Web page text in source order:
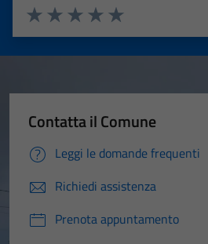
Valuta 5 stelle su 5
Valuta 4 stelle su 5
Valuta 3 stelle su 5
Valuta 2 stelle su 5
Valuta 1 stelle su 5
Contatta il Comune
Leggi le domande frequenti
Richiedi assistenza
Prenota appuntamento